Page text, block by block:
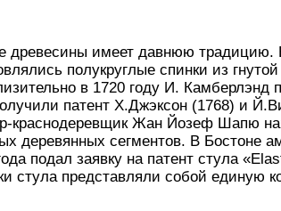
древесины имеет давнюю традицию.
полукруглые спинки из
в 1720 году И. Камберлэнд
патент Х.Джэксон (1768) и
краснодеревщик Жан Йозеф Шапю
деревянных сегментов. В Бостоне
подал заявку на патент стула
стула представляли собой единую